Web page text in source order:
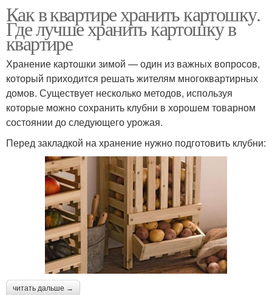
Как в квартире хранить картошку.
Где лучше хранить картошку в
квартире
Хранение картошки зимой — один из важных вопросов,
который приходится решать жителям многоквартирных
домов. Существует несколько методов, используя
которые можно сохранить клубни в хорошем товарном
состоянии до следующего урожая.
Перед закладкой на хранение нужно подготовить клубни:
читать дальше →